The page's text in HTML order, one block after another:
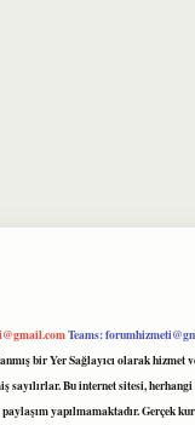
Teams:
bir Yer Sağlayıcı olarak
Bu internet sitesi,
yapılmamaktadır.